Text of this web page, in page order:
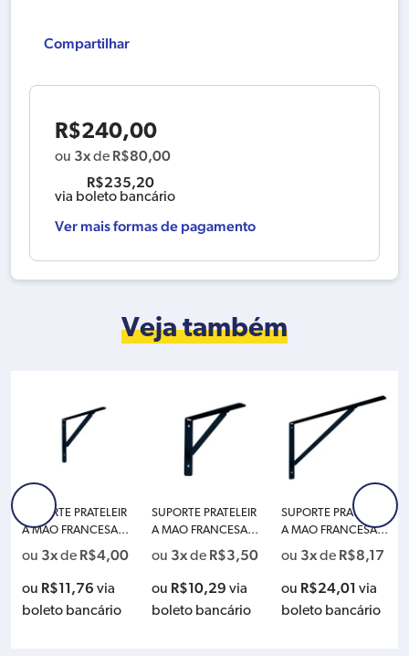
Compartilhar
R$240,00
ou 3xde R$80,00
R$235,20
via boleto bancário
Ver mais formas de pagamento
Veja também
SUPORTE PRATELEIR
A MAO FRANCESA 2
5CM LEVE PRETA PR
ESTO 40725
ou 3xde R$4,00
ou R$11,76 via
boleto bancário
SUPORTE PRATELEIR
A MAO FRANCESA 2
0CM REFORCADA P
RETA PRESTO 40729
ou 3xde R$3,50
ou R$10,29 via
boleto bancário
SUPORTE PRATELEIR
A MAO FRANCESA 5
0CM REFORCADA P
RETA PRESTO 40733
ou 3xde R$8,17
ou R$24,01 via
boleto bancário